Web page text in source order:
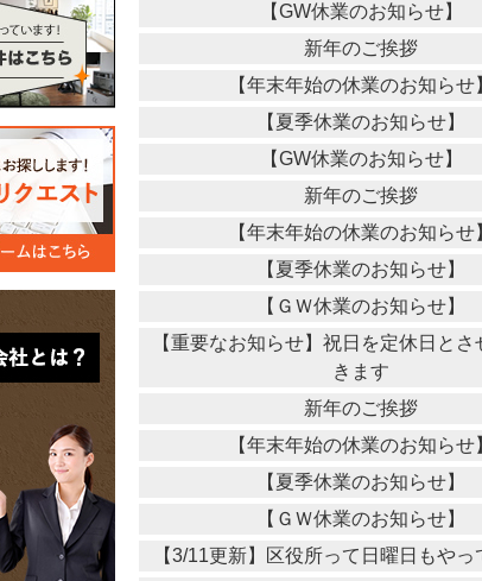
【GW休業のお知らせ】
新年のご挨拶
【年末年始の休業のお知らせ
【夏季休業のお知らせ】
【GW休業のお知らせ】
新年のご挨拶
【年末年始の休業のお知らせ
【夏季休業のお知らせ】
【ＧＷ休業のお知らせ】
【重要なお知らせ】祝日を定休日と
きます
新年のご挨拶
【年末年始の休業のお知らせ
【夏季休業のお知らせ】
【ＧＷ休業のお知らせ】
【3/11更新】区役所って日曜日もやっ